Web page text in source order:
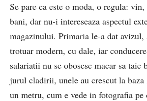
Se pare ca este o moda, o regula:
bani, dar nu-i intereseaza aspectul
magazinului. Primaria le-a dat avizul,
trotuar modern, cu dale, iar
salariatii nu se obosesc macar sa taie
jurul cladirii, unele au crescut la
un metru, cum e vede in fotografia